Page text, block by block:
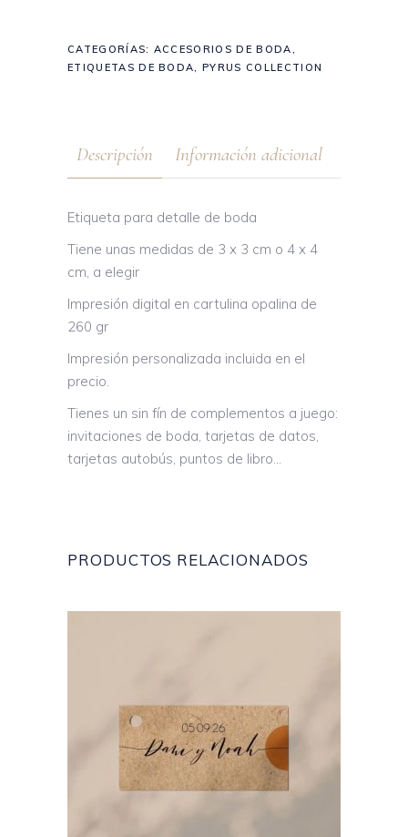
CATEGORÍAS: ACCESORIOS DE BODA,
ETIQUETAS DE BODA,PYRUS COLLECTION
Descripción Información adicional
Etiqueta para detalle de boda
Tiene unas medidas de 3 x 3 cm o 4 x 4
cm, a elegir
Impresión digital en cartulina opalina de
260 gr
Impresión personalizada incluida en el
precio.
Tienes un sin fín de complementos a juego:
invitaciones de boda, tarjetas de datos,
tarjetas autobús, puntos de libro…
PRODUCTOS RELACIONADOS